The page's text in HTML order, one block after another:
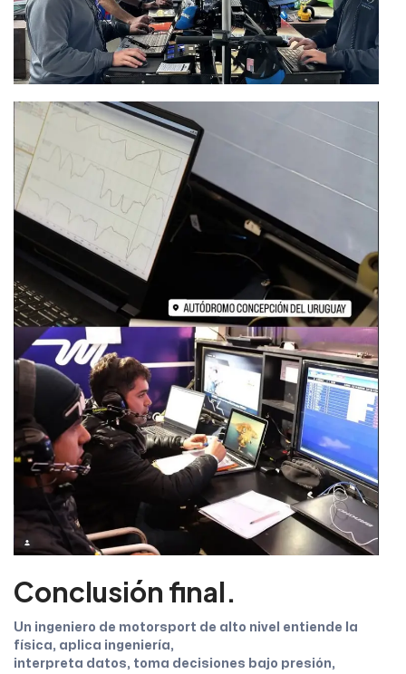
Conclusión final.
Un ingeniero de motorsport de alto nivel entiende la
física, aplica ingeniería,
interpreta datos, toma decisiones bajo presión,